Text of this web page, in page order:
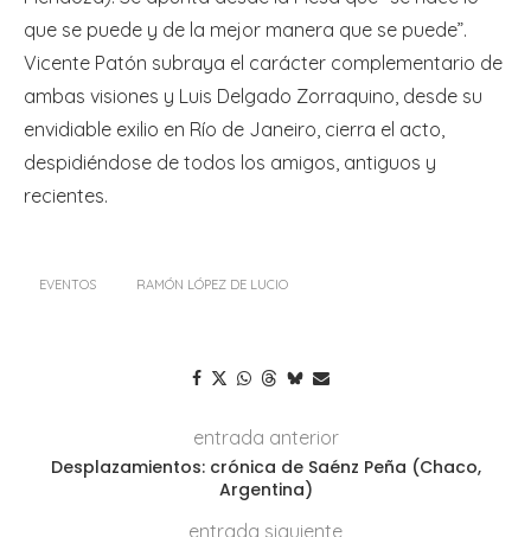
que se puede y de la mejor manera que se puede”.
Vicente Patón subraya el carácter complementario de
ambas visiones y Luis Delgado Zorraquino, desde su
envidiable exilio en Río de Janeiro, cierra el acto,
despidiéndose de todos los amigos, antiguos y
recientes.
EVENTOS RAMÓN LÓPEZ DE LUCIO
entrada anterior
Desplazamientos: crónica de Saénz Peña (Chaco,
Argentina)
entrada siguiente